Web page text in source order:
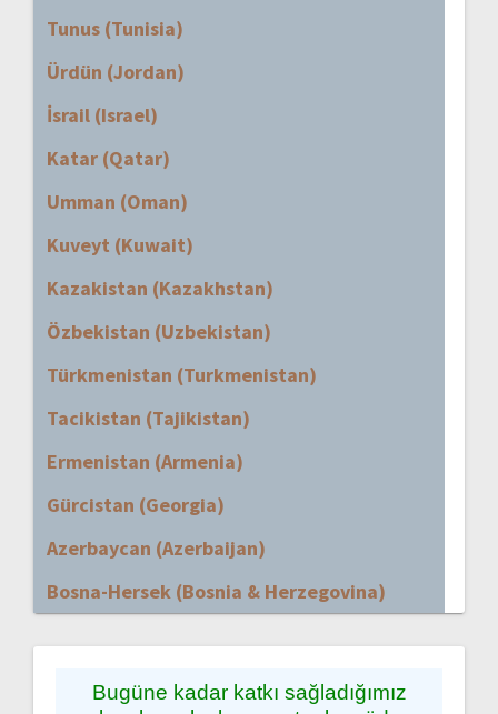
Tunus (Tunisia)
Ürdün (Jordan)
İsrail (Israel)
Katar (Qatar)
Umman (Oman)
Kuveyt (Kuwait)
Kazakistan (Kazakhstan)
Özbekistan (Uzbekistan)
Türkmenistan (Turkmenistan)
Tacikistan (Tajikistan)
Ermenistan (Armenia)
Gürcistan (Georgia)
Azerbaycan (Azerbaijan)
Bosna-Hersek (Bosnia & Herzegovina)
Bugüne kadar katkı sağladığımız